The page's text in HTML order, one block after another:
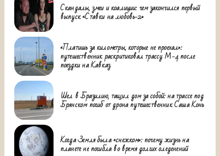
Скандалы, змеи и коалиции: чем закончился первый
выпуск «Ставки на любовь-2»
«Платишь за километры, которые не проехал»:
путешественник раскритиковал трассу М-4 после
поездки на Кавказ
Шел в Бразилию, тащил дом за собой: на трассе под
Брянском погиб от дрона путешественник Саша Конь
Когда Земля была «снежком»: почему жизнь на
планете не погибла во время долгих оледенений